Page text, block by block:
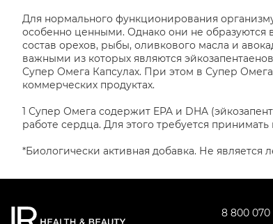
Для нормального функционирования
особенно ценными. Однако они не образуются
состав орехов, рыбы, оливкового масла и
важными из которых являются
Супер Омега Капсулах. При этом в Супер
коммерческих продуктах.
1 Супер Омега содержит EPA и DHA
работе сердца. Для этого требуется
*Биологически активная добавка. Не является
8 800 070